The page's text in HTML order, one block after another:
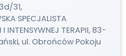
31,
SPECJALISTA
INTENSYWNEJ TERAPII, 83-
ul. Obrońców Pokoju